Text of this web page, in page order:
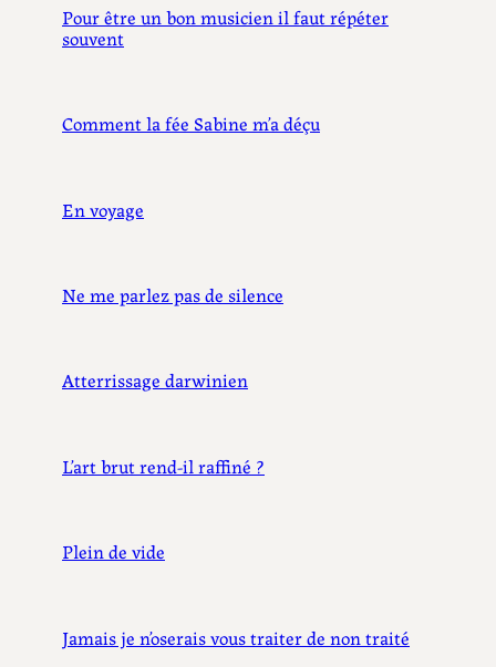
Pour être un bon musicien il faut répéter
souvent
Comment la fée Sabine m’a déçu
En voyage
Ne me parlez pas de silence
Atterrissage darwinien
L’art brut rend-il raffiné ?
Plein de vide
Jamais je n’oserais vous traiter de non traité